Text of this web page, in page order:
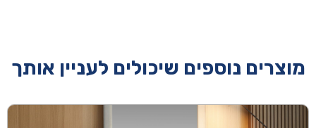
מוצרים נוספים שיכולים לעניין אותך